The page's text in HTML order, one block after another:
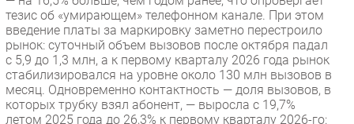
тезис об «умирающем» телефонном канале. При этом
введение платы за маркировку заметно перестроило
рынок: суточный объем вызовов после октября падал
с 5,9 до 1,3 млн, а к первому кварталу 2026 года рынок
стабилизировался на уровне около 130 млн вызовов в
месяц. Одновременно контактность — доля вызовов, в
которых трубку взял абонент, — выросла с 19,7%
летом 2025 года до 26,3% к первому кварталу 2026-го: